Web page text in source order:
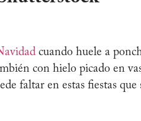
cuando huele a
con hielo picado en
faltar en estas fiestas que